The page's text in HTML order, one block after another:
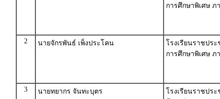
การศึกษาพิเศษ ภ
2 นายจักรพันธ์ เพ็งประโคน
โรงเรียนราชปร
การศึกษาพิเศษ ภ
3 นายทยากร จันทะบุตร
โรงเรียนราชปร